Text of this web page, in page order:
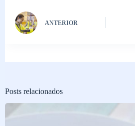
ANTERIOR
Posts relacionados